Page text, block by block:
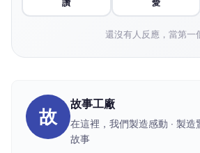
🎯 搶頭香！這篇你的
還沒有人反應，當第一